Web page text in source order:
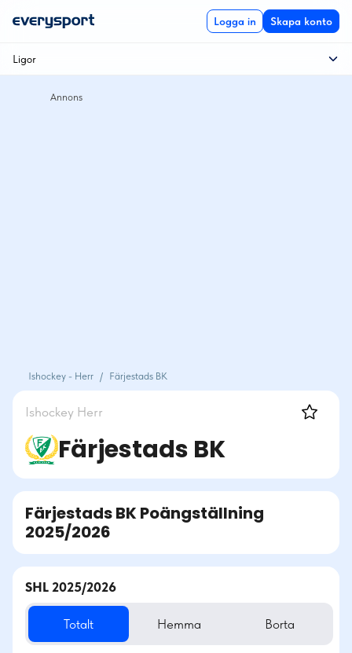
Logga in Skapa konto
Ligor
Ishockey - Herr / Färjestads BK
Ishockey Herr
Färjestads BK
Färjestads BK Poängställning
2025/2026
SHL 2025/2026
Totalt Hemma Borta